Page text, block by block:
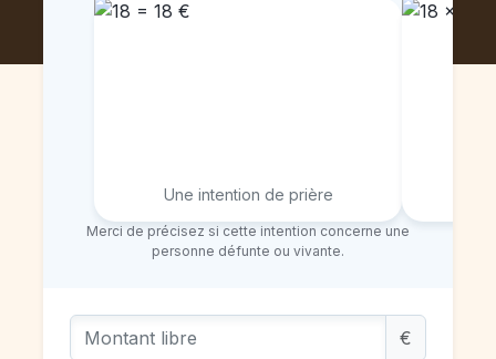
Une intention de prière
Merci de précisez si cette intention concerne une
personne défunte ou vivante.
Montant libre €